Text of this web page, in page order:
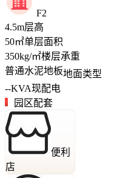
F2
4.5m层高
50㎡单层面积
350kg/㎡楼层承重
普通水泥地板地面类型
--KVA现配电
园区配套
便利
店